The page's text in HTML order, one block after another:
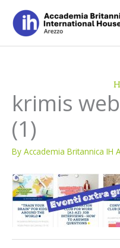
content
krimis
(1)
By Accademia Britannica IH